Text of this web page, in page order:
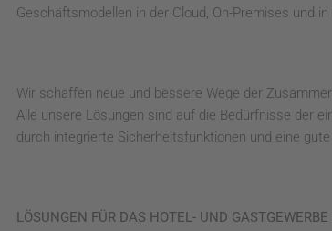
Geschäftsmodellen in der Cloud, On-Premises und
Wir schaffen neue und bessere Wege der
Alle unsere Lösungen sind auf die Bedürfnisse der
durch integrierte Sicherheitsfunktionen und eine
LÖSUNGEN FÜR DAS HOTEL- UND GASTGEWERBE